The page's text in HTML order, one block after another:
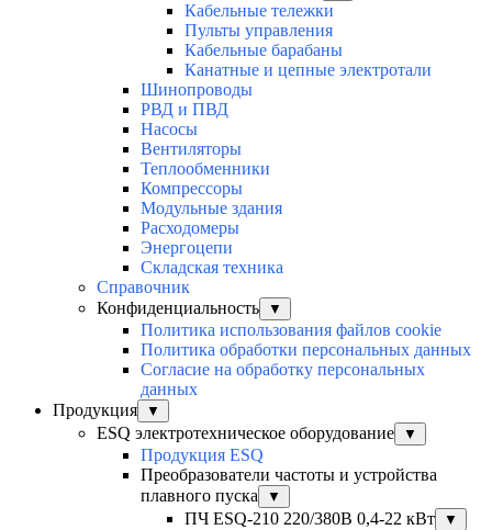
Кабельные тележки
Пульты управления
Кабельные барабаны
Канатные и цепные электротали
Шинопроводы
РВД и ПВД
Насосы
Вентиляторы
Теплообменники
Компрессоры
Модульные здания
Расходомеры
Энергоцепи
Складская техника
Справочник
Конфиденциальность
▼
Политика использования файлов cookie
Политика обработки персональных данных
Согласие на обработку персональных
данных
Продукция
▼
ESQ электротехническое оборудование ▼
Продукция ESQ
Преобразователи частоты и устройства
плавного пуска
▼
ПЧ ESQ-210 220/380В 0,4-22 кВт ▼